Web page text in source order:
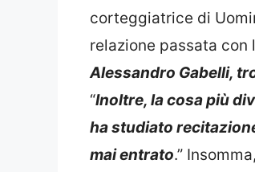
corteggiatrice di
relazione passata con
Alessandro Gabelli,
“Inoltre, la cosa più
ha studiato
mai entrato.”